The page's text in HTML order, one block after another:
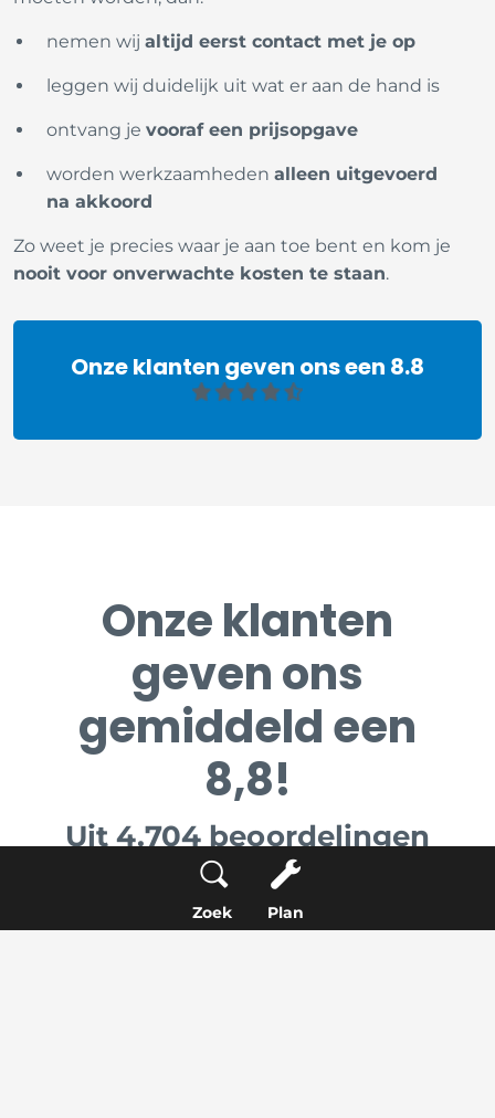
Zoek Plan
Onze klanten geven ons een 8.8
nemen wijaltijd eerst contact met je op
leggen wij duidelijk uit wat er aan de hand is
ontvang jevooraf een prijsopgave
worden werkzaamhedenalleen uitgevoerd
na akkoord
Zo weet je precies waar je aan toe bent en kom je
nooit voor onverwachte kosten te staan.
Onze klanten
geven ons
gemiddeld een
8,8!
Uit 4.704 beoordelingen